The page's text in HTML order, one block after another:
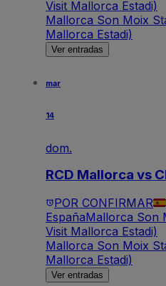
Visit Mallorca Estadi)
Mallorca Son Moix
Mallorca Estadi)
Ver entradas
mar
14
dom.
RCD Mallorca vs
POR CONFIRMAR
EspañaMallorca Son
Visit Mallorca Estadi)
Mallorca Son Moix
Mallorca Estadi)
Ver entradas